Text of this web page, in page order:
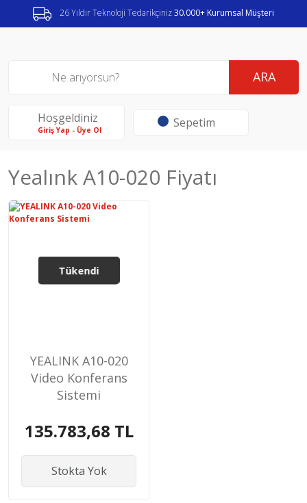
26 Yıldır Teknoloji Tedarikçiniz30.000+ Kurumsal Müşteri
ARA
Hoşgeldiniz
Giriş Yap - Üye Ol Sepetim
Yealınk A10-020 Fiyatı
Tükendi
YEALINK A10-020
Video Konferans
Sistemi
135.783,68 TL
Stokta Yok